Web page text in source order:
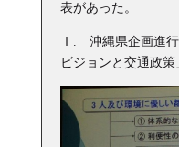
表があった。
Ｉ. 沖縄県企画進
ビジョンと交通政